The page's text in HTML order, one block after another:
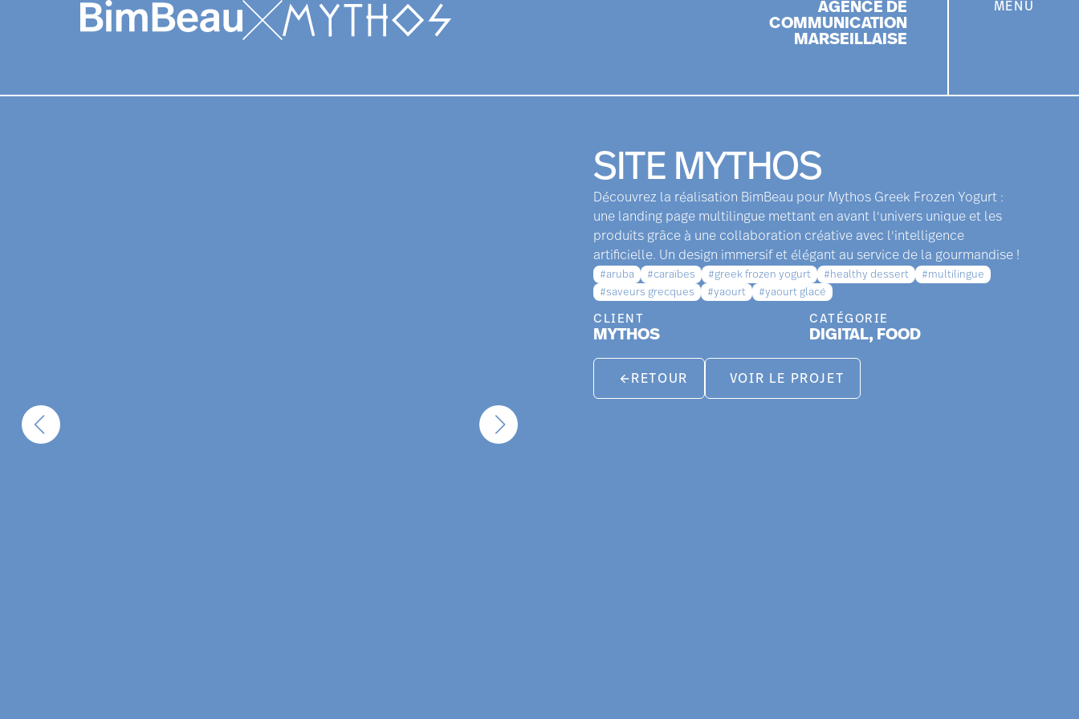
AGENCE DE
COMMUNICATION
MARSEILLAISE
DÉPOSER MON BRIEF
MENU
SITE MYTHOS
Découvrez la réalisation BimBeau pour Mythos Greek Frozen Yogurt :
une landing page multilingue mettant en avant l'univers unique et les
produits grâce à une collaboration créative avec l'intelligence
artificielle. Un design immersif et élégant au service de la gourmandise !
#aruba #caraïbes #greek frozen yogurt #healthy dessert
#multilingue
#saveurs grecques
#yaourt #yaourt glacé
CLIENT
MYTHOS
CATÉGORIE
DIGITAL, FOOD
RETOUR VOIR LE PROJET